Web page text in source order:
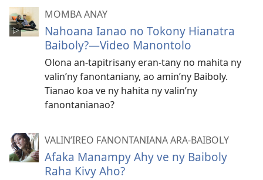
MOMBA ANAY
Nahoana Ianao no Tokony Hianatra
Baiboly?—Video Manontolo
Olona an-tapitrisany eran-tany no mahita ny
valin’ny fanontaniany, ao amin’ny Baiboly.
Tianao koa ve ny hahita ny valin’ny
fanontanianao?
VALIN’IREO FANONTANIANA ARA-BAIBOLY
Afaka Manampy Ahy ve ny Baiboly
Raha Kivy Aho?